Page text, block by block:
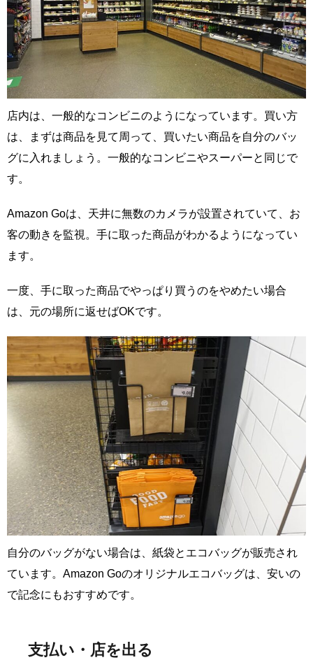
店内は、一般的なコンビニのようになっています。買い方
は、まずは商品を見て周って、買いたい商品を自分のバッ
グに入れましょう。一般的なコンビニやスーパーと同じで
す。
Amazon Goは、天井に無数のカメラが設置されていて、お
客の動きを監視。手に取った商品がわかるようになってい
ます。
一度、手に取った商品でやっぱり買うのをやめたい場合
は、元の場所に返せばOKです。
自分のバッグがない場合は、紙袋とエコバッグが販売され
ています。Amazon Goのオリジナルエコバッグは、安いの
で記念にもおすすめです。
支払い・店を出る